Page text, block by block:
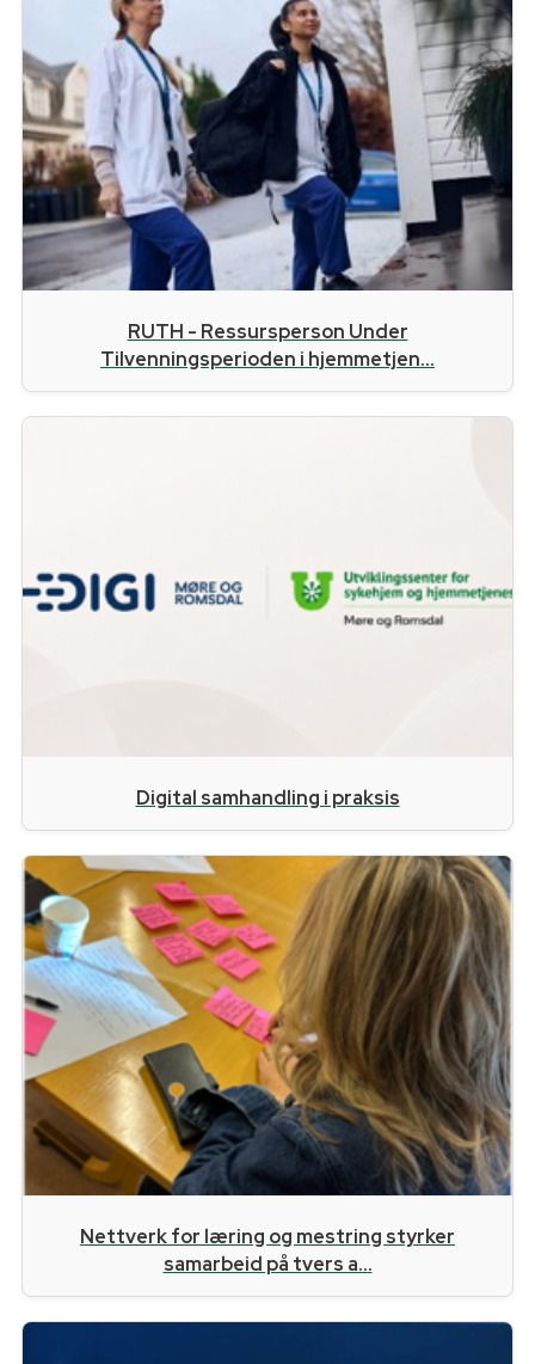
RUTH - Ressursperson Under
Tilvenningsperioden i hjemmetjen...
Digital samhandling i praksis
Nettverk for læring og mestring styrker
samarbeid på tvers a...